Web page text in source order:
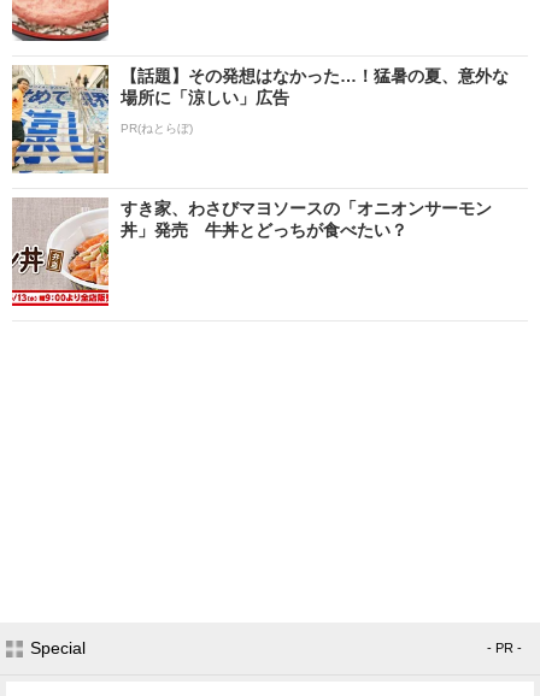
【話題】その発想はなかった…！猛暑の夏、意外な
場所に「涼しい」広告
PR(ねとらぼ)
すき家、わさびマヨソースの「オニオンサーモン
丼」発売 牛丼とどっちが食べたい？
Special - PR -